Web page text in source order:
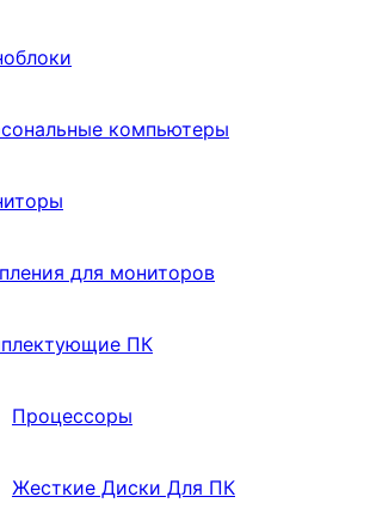
компьютеры
для мониторов
ПК
Процессоры
Жесткие Диски Для ПК